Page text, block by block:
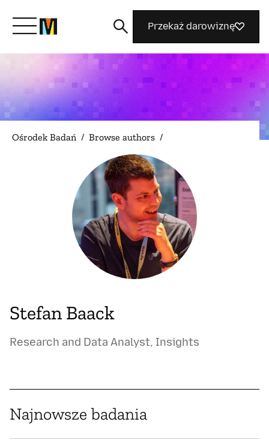
Poznaj Mozillę
Co robimy
Dołącz do nas
Magazyn
Przekaż darowiznę
Ośrodek Badań / Browse authors /
Stefan Baack
Research and Data Analyst, Insights
Najnowsze badania